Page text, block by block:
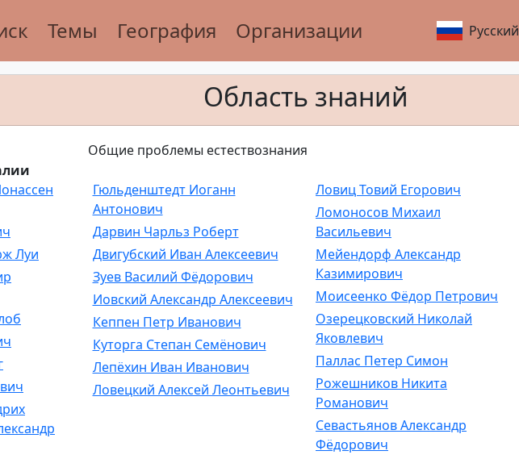
Темы География Организации Русский
Область знаний
Общие проблемы естествознания
Луи
Гюльденштедт Иоганн
Антонович
Дарвин Чарльз Роберт
Двигубский Иван Алексеевич
Зуев Василий Фёдорович
Иовский Александр Алексеевич
Кеппен Петр Иванович
Куторга Степан Семёнович
Лепёхин Иван Иванович
Ловецкий Алексей Леонтьевич
Ловиц Товий Егорович
Ломоносов Михаил
Васильевич
Мейендорф Александр
Казимирович
Моисеенко Фёдор Петрович
Озерецковский Николай
Яковлевич
Паллас Петер Симон
Рожешников Никита
Романович
Севастьянов Александр
Фёдорович